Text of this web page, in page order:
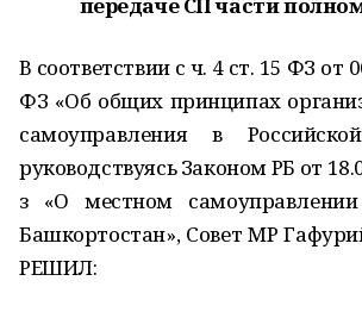
В соответствии с ч. 4 ст. 15 ФЗ от
ФЗ «Об общих принципах
самоуправления в
руководствуясь Законом РБ от
з «О местном
Башкортостан», Совет МР
РЕШИЛ: